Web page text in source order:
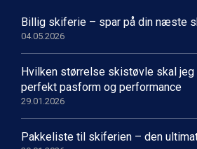
Billig skiferie – spar på din næste
04.05.2026
Hvilken størrelse skistøvle skal
perfekt pasform og performance
29.01.2026
Pakkeliste til skiferien – den